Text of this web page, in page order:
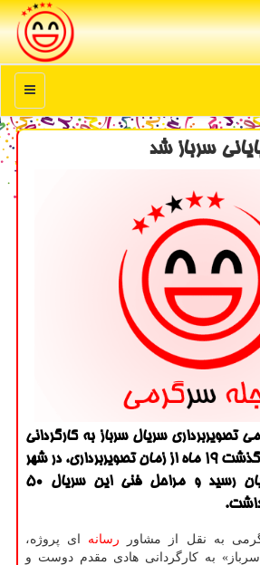
منو
سرباز شد
تصویربرداری سریال سرباز به كارگردانی
هادی مقدم دوست با گذشت ۱۹ ماه از زمان تصویربرداری، در شهر
مشهد مقدس به پایان رسید و مراحل فنی این سریال ۵۰
به نقل از مشاور رسانه ای پروژه،
به كارگردانی هادی مقدم دوست و